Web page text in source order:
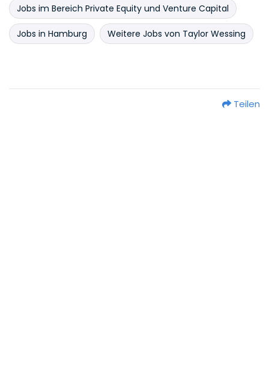
Jobs im Bereich Private Equity und Venture Capital
Jobs in Hamburg Weitere Jobs von Taylor Wessing
Teilen